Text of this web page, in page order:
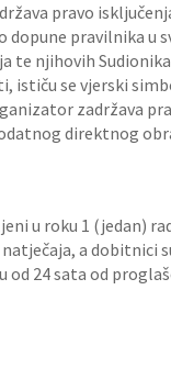
pravo
dopune pravilnika u
te njihovih
ističu se vjerski
zadržava
direktnog
u roku 1 (jedan)
a dobitnici
od 24 sata od